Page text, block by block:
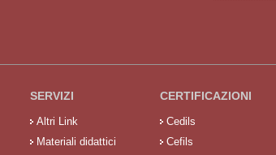
SERVIZI
Altri Link
Materiali didattici
CERTIFICAZIONI
Cedils
Cefils